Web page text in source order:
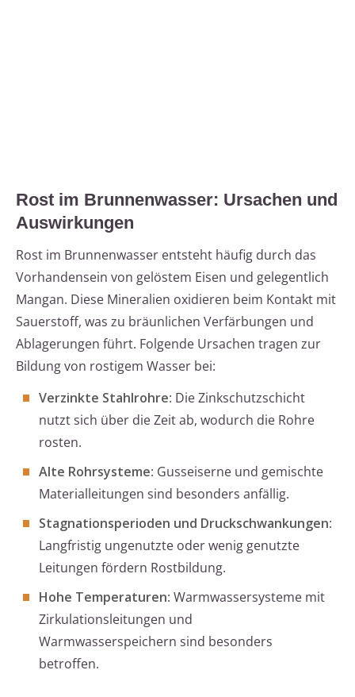
Rost im Brunnenwasser: Ursachen und
Auswirkungen
Rost im Brunnenwasser entsteht häufig durch das
Vorhandensein von gelöstem Eisen und gelegentlich
Mangan. Diese Mineralien oxidieren beim Kontakt mit
Sauerstoff, was zu bräunlichen Verfärbungen und
Ablagerungen führt. Folgende Ursachen tragen zur
Bildung von rostigem Wasser bei:
Verzinkte Stahlrohre: Die Zinkschutzschicht
nutzt sich über die Zeit ab, wodurch die Rohre
rosten.
Alte Rohrsysteme: Gusseiserne und gemischte
Materialleitungen sind besonders anfällig.
Stagnationsperioden und Druckschwankungen:
Langfristig ungenutzte oder wenig genutzte
Leitungen fördern Rostbildung.
Hohe Temperaturen: Warmwassersysteme mit
Zirkulationsleitungen und
Warmwasserspeichern sind besonders
betroffen.